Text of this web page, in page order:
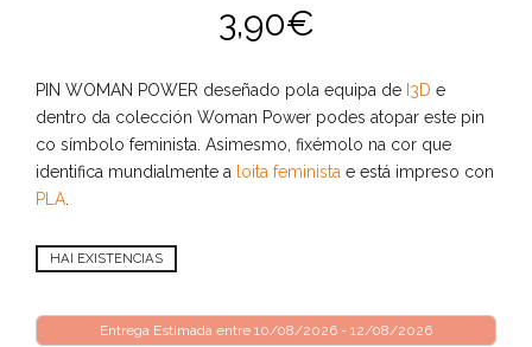
3,90€
PIN WOMAN POWER deseñado pola equipa de I3D e
dentro da colección Woman Power podes atopar este pin
co símbolo feminista. Asimesmo, fixémolo na cor que
identifica mundialmente a loita feminista e está impreso con
PLA
HAI EXISTENCIAS
Entrega Estimada entre 10/08/2026 - 12/08/2026